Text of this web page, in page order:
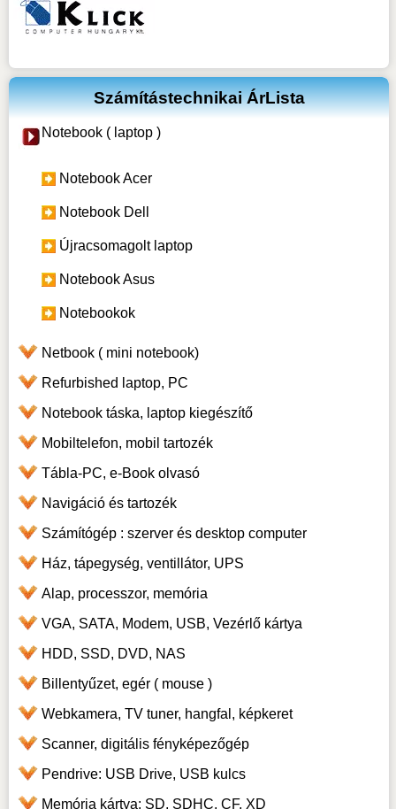
Számítástechnikai ÁrLista
Notebook ( laptop )
Notebook Acer
Notebook Dell
Újracsomagolt laptop
Notebook Asus
Notebookok
Netbook ( mini notebook)
Refurbished laptop, PC
Notebook táska, laptop kiegészítő
Mobiltelefon, mobil tartozék
Tábla-PC, e-Book olvasó
Navigáció és tartozék
Számítógép : szerver és desktop computer
Ház, tápegység, ventillátor, UPS
Alap, processzor, memória
VGA, SATA, Modem, USB, Vezérlő kártya
HDD, SSD, DVD, NAS
Billentyűzet, egér ( mouse )
Webkamera, TV tuner, hangfal, képkeret
Scanner, digitális fényképezőgép
Pendrive: USB Drive, USB kulcs
Memória kártya: SD, SDHC, CF, XD